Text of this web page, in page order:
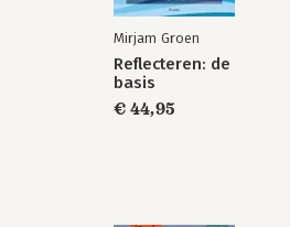
Mirjam Groen
Reflecteren: de
basis
€ 44,95